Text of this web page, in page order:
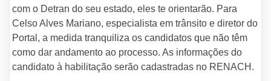
com o Detran do seu estado, eles te orientarão. Para
Celso Alves Mariano, especialista em trânsito e diretor do
Portal, a medida tranquiliza os candidatos que não têm
como dar andamento ao processo. As informações do
candidato à habilitação serão cadastradas no RENACH.